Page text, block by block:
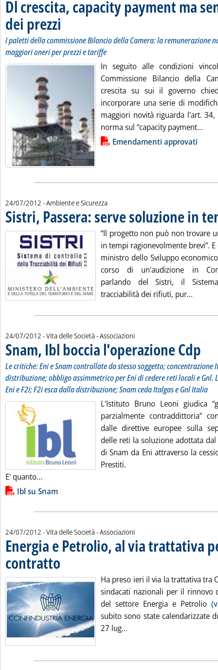
Dl crescita, capacity payment ma
dei prezzi . Sottotitolo: I paletti della commissione Bilancio della Camera:
. Pubblicata martedì 24 luglio 2012 alle 18.8.
I paletti della commissione Bilancio della Camera: la remunerazione
maggiori oneri per prezzi e tariffe
In seguito alle condizioni
Commissione Bilancio della
crescita su sui il governo
incorporare una serie di
maggiori novità riguarda l'art.
norma sul “capacity payment...
Lista allegati PDF alla notiziaEmendamenti approvati
24/07/2012 - Ambiente e Sicurezza
Sistri, Passera: serve soluzione in
“Il progetto non può non trovare
in tempi ragionevolmente brevi”.
ministro dello Sviluppo
corso di un'audizione in
parlando del Sistri, il
tracciabilità dei rifiuti, pur...
24/07/2012 - Vita delle Società - Associazioni
Snam, Ibl boccia l'operazione Cdp
Le critiche: Eni e Snam controllate da stesso soggetto; concentrazione
distribuzione; obbligo assimmetrico per Eni di cedere reti locali e Gnl.
Eni e F2i; F2i esca dalla distribuzione; Snam ceda Italgas e Gnl Italia
L'Istituto Bruno Leoni giudica
parzialmente contraddittoria”
dalle direttive europee sulla
delle reti la soluzione adottata
di Snam da Eni attraverso la
Prestiti.
E' quanto...
Lista allegati PDF alla notizia
Ibl su Snam
24/07/2012 - Vita delle Società - Associazioni
Energia e Petrolio, al via trattativa
contratto
Ha preso ieri il via la trattativa tra
sindacati nazionali per il rinnovo
del settore Energia e Petrolio
subito sono state calendarizzate
27 lug...